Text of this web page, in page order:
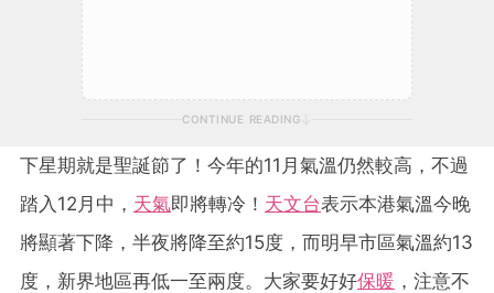
CONTINUE READING
下星期就是聖誕節了！今年的11月氣溫仍然較高，不過
踏入12月中， 天氣即將轉冷！ 天文台表示本港氣溫今晚
將顯著下降，半夜將降至約15度，而明早市區氣溫約13
度，新界地區再低一至兩度。大家要好好保暖 ，注意不